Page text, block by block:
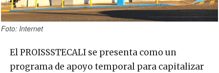
Foto: Internet
El PROISSSTECALI se presenta como un
programa de apoyo temporal para capitalizar